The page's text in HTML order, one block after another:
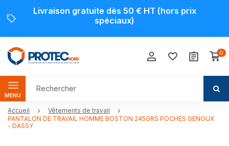
Livraison gratuite dès 50 € HT (hors prix
spéciaux)
0
MENU
Accueil
Vêtements de travail
PANTALON DE TRAVAIL HOMME BOSTON 245GRS POCHES GENOUX
- DASSY